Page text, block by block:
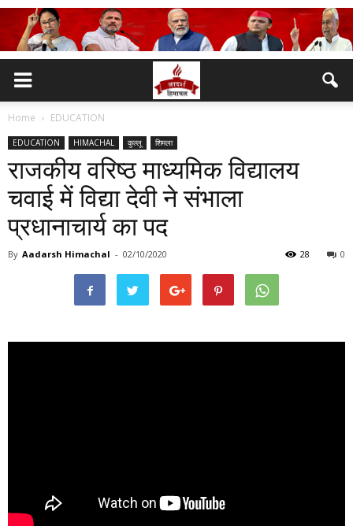
Home EDUCATION
EDUCATION HIMACHAL कुल्लू शिमला
राजकीय वरिष्ठ माध्यमिक विद्यालय
चवाई में विद्या देवी ने संभाला
प्रधानाचार्य का पद
By Aadarsh Himachal - 02/10/2020 0
28